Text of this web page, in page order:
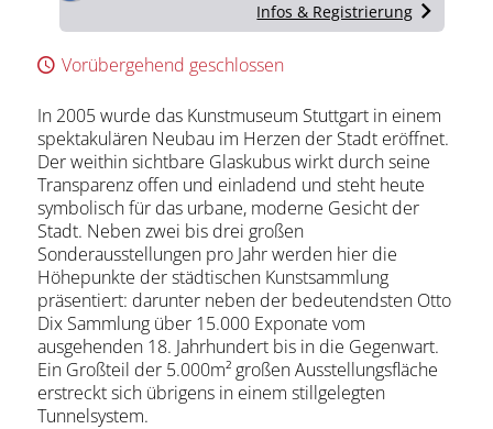
Vorübergehend geschlossen
In 2005 wurde das Kunstmuseum Stuttgart in einem
spektakulären Neubau im Herzen der Stadt eröffnet.
Der weithin sichtbare Glaskubus wirkt durch seine
Transparenz offen und einladend und steht heute
symbolisch für das urbane, moderne Gesicht der
Stadt. Neben zwei bis drei großen
Sonderausstellungen pro Jahr werden hier die
Höhepunkte der städtischen Kunstsammlung
präsentiert: darunter neben der bedeutendsten Otto
Dix Sammlung über 15.000 Exponate vom
ausgehenden 18. Jahrhundert bis in die Gegenwart.
Ein Großteil der 5.000m² großen Ausstellungsfläche
erstreckt sich übrigens in einem stillgelegten
Tunnelsystem.
Infos & Registrierung